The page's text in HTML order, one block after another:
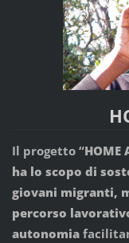
Il progetto “HOME
ha lo scopo di
giovani migranti,
percorso
autonomia